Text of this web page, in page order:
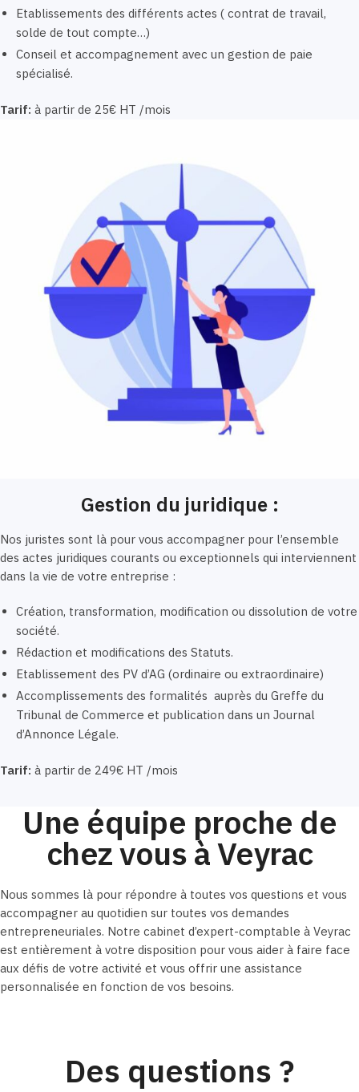
Etablissements des différents actes ( contrat de travail,
solde de tout compte…)
Conseil et accompagnement avec un gestion de paie
spécialisé.
Tarif: à partir de 25€ HT /mois
Gestion du juridique :
Nos juristes sont là pour vous accompagner pour l’ensemble
des actes juridiques courants ou exceptionnels qui interviennent
dans la vie de votre entreprise :
Création, transformation, modification ou dissolution de votre
société.
Rédaction et modifications des Statuts.
Etablissement des PV d’AG (ordinaire ou extraordinaire)
Accomplissements des formalités auprès du Greffe du
Tribunal de Commerce et publication dans un Journal
d’Annonce Légale.
Tarif: à partir de 249€ HT /mois
Une équipe proche de
chez vous à Veyrac
Nous sommes là pour répondre à toutes vos questions et vous
accompagner au quotidien sur toutes vos demandes
entrepreneuriales. Notre cabinet d’expert-comptable à Veyrac
est entièrement à votre disposition pour vous aider à faire face
aux défis de votre activité et vous offrir une assistance
personnalisée en fonction de vos besoins.
Des questions ?